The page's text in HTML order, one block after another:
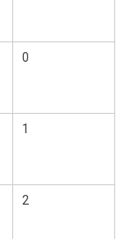
0
1
2